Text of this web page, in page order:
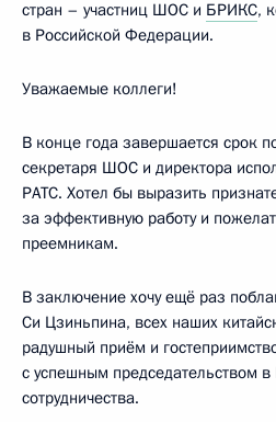
стран – участниц ШОС и БРИКС,
в Российской Федерации.
Уважаемые коллеги!
В конце года завершается срок
секретаря ШОС и директора
РАТС. Хотел бы выразить
за эффективную работу и
преемникам.
В заключение хочу ещё раз
Си Цзиньпина, всех наших
радушный приём и
с успешным председательством
сотрудничества.